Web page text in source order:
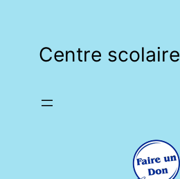
Centre scolaire